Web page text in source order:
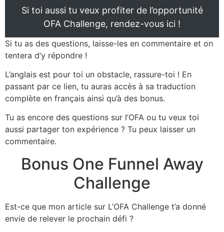
Si toi aussi tu veux profiter de l’opportunité
OFA Challenge, rendez-vous ici !
Si tu as des questions, laisse-les en commentaire et on
tentera d’y répondre !
L’anglais est pour toi un obstacle, rassure-toi ! En
passant par ce lien, tu auras accès à sa traduction
complète en français ainsi qu’à des bonus.
Tu as encore des questions sur l’OFA ou tu veux toi
aussi partager ton expérience ? Tu peux laisser un
commentaire.
Bonus One Funnel Away
Challenge
Est-ce que mon article sur L’OFA Challenge t’a donné
envie de relever le prochain défi ?